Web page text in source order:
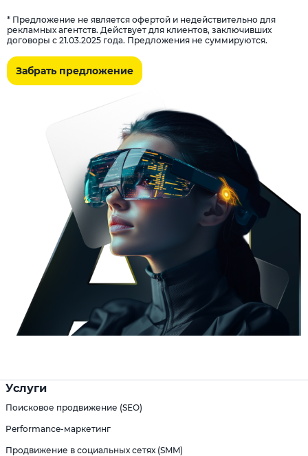
* Предложение не является офертой и недействительно для
рекламных агентств. Действует для клиентов, заключивших
договоры с 21.03.2025 года. Предложения не суммируются.
Забрать предложение
Услуги
Поисковое продвижение (SEO)
Performance-маркетинг
Продвижение в социальных сетях (SMM)